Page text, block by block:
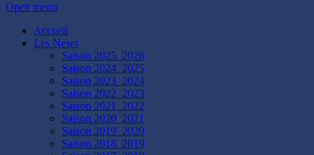
Open menu
Accueil
Les News
Saison 2025_2026
Saison 2024_2025
Saison 2023_2024
Saison 2022_2023
Saison 2021_2022
Saison 2020_2021
Saison 2019_2020
Saison 2018_2019